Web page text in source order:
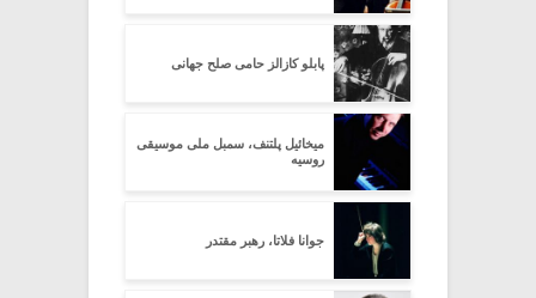
پابلو کازالز حامی صلح جهانی
میخائیل پلتنف، سمبل ملی موسیقی
روسیه
جوانا فلاتا، رهبر مقتدر